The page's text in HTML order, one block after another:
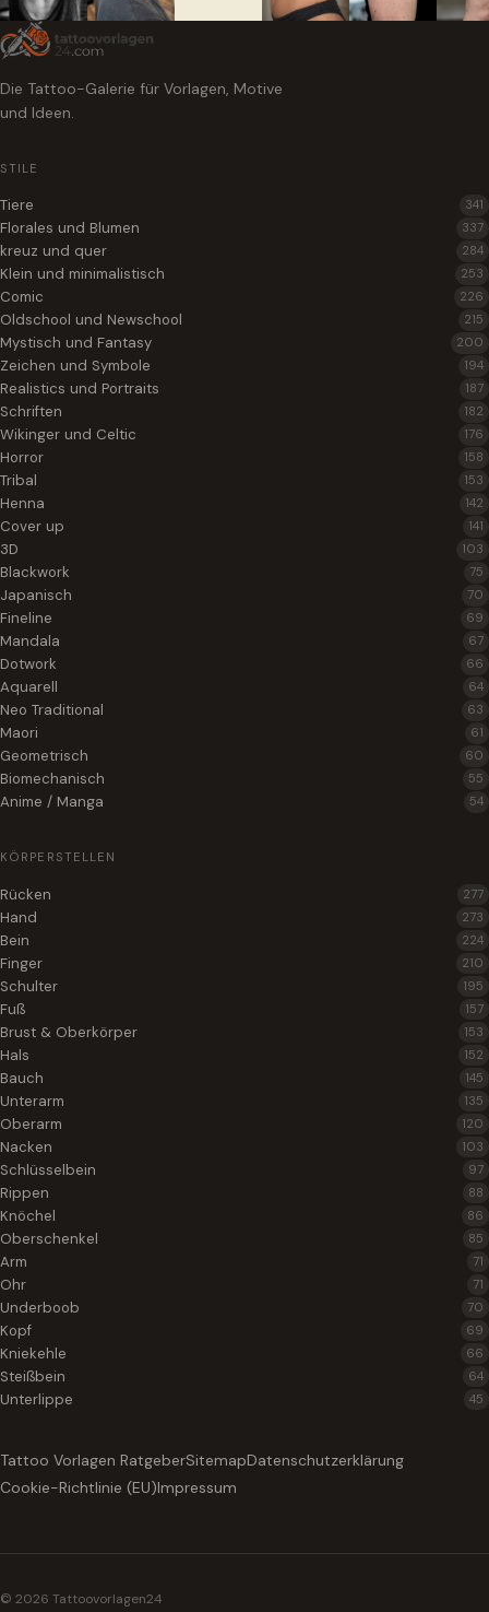
Die Tattoo-Galerie für Vorlagen, Motive
und Ideen.
STILE
Tiere 341
Florales und Blumen 337
kreuz und quer 284
Klein und minimalistisch 253
Comic 226
Oldschool und Newschool 215
Mystisch und Fantasy 200
Zeichen und Symbole 194
Realistics und Portraits 187
Schriften 182
Wikinger und Celtic 176
Horror 158
Tribal 153
Henna 142
Cover up 141
3D 103
Blackwork 75
Japanisch 70
Fineline 69
Mandala 67
Dotwork 66
Aquarell 64
Neo Traditional 63
Maori 61
Geometrisch 60
Biomechanisch 55
Anime / Manga 54
KÖRPERSTELLEN
Rücken 277
Hand 273
Bein 224
Finger 210
Schulter 195
Fuß 157
Brust & Oberkörper 153
Hals 152
Bauch 145
Unterarm 135
Oberarm 120
Nacken 103
Schlüsselbein 97
Rippen 88
Knöchel 86
Oberschenkel 85
Arm 71
Ohr 71
Underboob 70
Kopf 69
Kniekehle 66
Steißbein 64
Unterlippe 45
Tattoo Vorlagen RatgeberSitemapDatenschutzerklärung
Cookie-Richtlinie (EU)Impressum
© 2026 Tattoovorlagen24